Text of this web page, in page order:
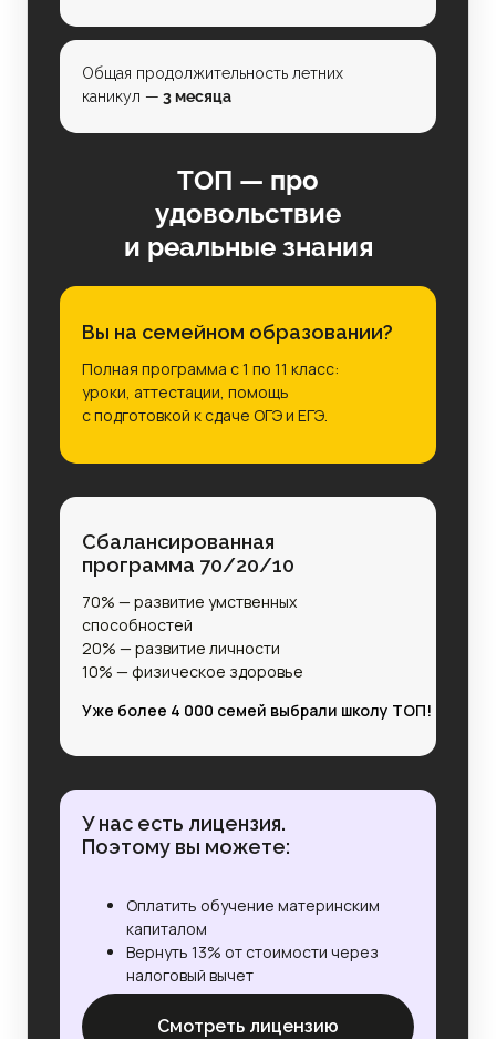
У нас есть лицензия.
Поэтому вы можете:
Оплатить обучение материнским
капиталом
Вернуть 13% от стоимости через
налоговый вычет
Вы на семейном образовании?
Полная программа с 1 по 11 класс:
уроки, аттестации, помощь
с подготовкой к сдаче ОГЭ и ЕГЭ.
ТОП — про
удовольствие
и реальные знания
Смотреть лицензию
Сбалансированная
программа 70/20/10
70% — развитие умственных
способностей
20% — развитие личности
10% — физическое здоровье
Уже более 4 000 семей выбрали школу ТОП!
Общая продолжительность летних
каникул — 3 месяца